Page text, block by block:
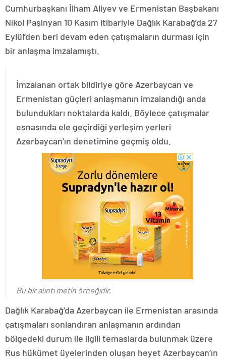
Cumhurbaşkanı İlham Aliyev ve Ermenistan Başbakanı
Nikol Paşinyan 10 Kasım itibariyle Dağlık Karabağ’da 27
Eylül’den beri devam eden çatışmaların durması için
bir anlaşma imzalamıştı.
İmzalanan ortak bildiriye göre Azerbaycan ve
Ermenistan güçleri anlaşmanın imzalandığı anda
bulundukları noktalarda kaldı. Böylece çatışmalar
esnasında ele geçirdiği yerleşim yerleri
Azerbaycan’ın denetimine geçmiş oldu.
Bu bir alıntı metin örneğidir.
Dağlık Karabağ’da Azerbaycan ile Ermenistan arasında
çatışmaları sonlandıran anlaşmanın ardından
bölgedeki durum ile ilgili temaslarda bulunmak üzere
Rus hükümet üyelerinden oluşan heyet Azerbaycan’ın